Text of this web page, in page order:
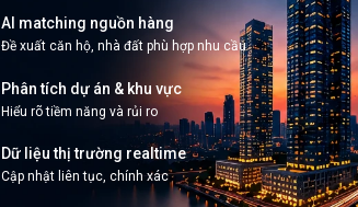
AI matching nguồn hàng
Đề xuất căn hộ, nhà đất phù hợp nhu cầu
Phân tích dự án & khu vực
Hiểu rõ tiềm năng và rủi ro
Dữ liệu thị trường realtime
Cập nhật liên tục, chính xác